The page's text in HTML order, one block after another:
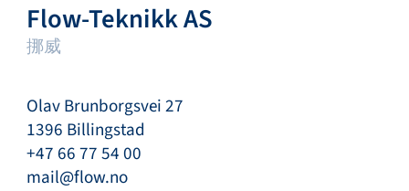
Flow-Teknikk AS
挪威
Olav Brunborgsvei 27
1396 Billingstad
+47 66 77 54 00
mail@flow.no